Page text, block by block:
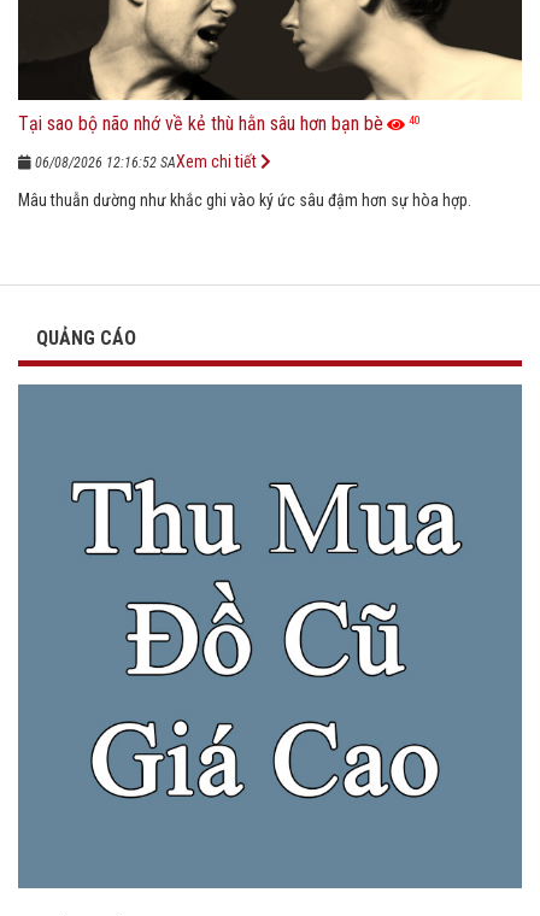
Tại sao bộ não nhớ về kẻ thù hằn sâu hơn bạn bè 40
06/08/2026 12:16:52 SA
Mâu thuẫn dường như khắc ghi vào ký ức sâu đậm hơn sự hòa hợp.
Xem chi tiết
QUẢNG CÁO